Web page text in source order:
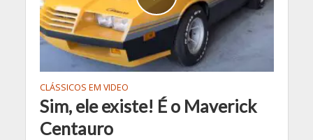
CLÁSSICOS EM VIDEO
Sim, ele existe! É o Maverick
Centauro